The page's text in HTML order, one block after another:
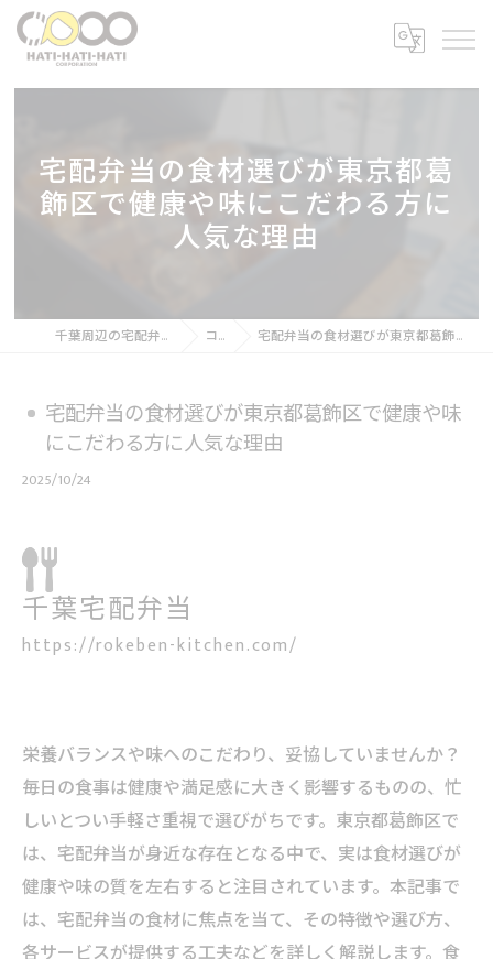
宅配弁当の食材選びが東京都葛
飾区で健康や味にこだわる方に
人気な理由
千葉周辺の宅配弁当なら８８８株式会社 コラム 宅配弁当の食材選びが東京都葛飾区で健康や味にこだわる方に人気な理由
宅配弁当の食材選びが東京都葛飾区で健康や味
にこだわる方に人気な理由
2025/10/24
千葉宅配弁当
https://rokeben-kitchen.com/
栄養バランスや味へのこだわり、妥協していませんか？
毎日の食事は健康や満足感に大きく影響するものの、忙
しいとつい手軽さ重視で選びがちです。東京都葛飾区で
は、宅配弁当が身近な存在となる中で、実は食材選びが
健康や味の質を左右すると注目されています。本記事で
は、宅配弁当の食材に焦点を当て、その特徴や選び方、